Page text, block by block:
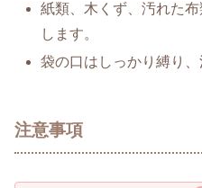
紙類、木くず、汚れた
します。
袋の口はしっかり縛り、
注意事項